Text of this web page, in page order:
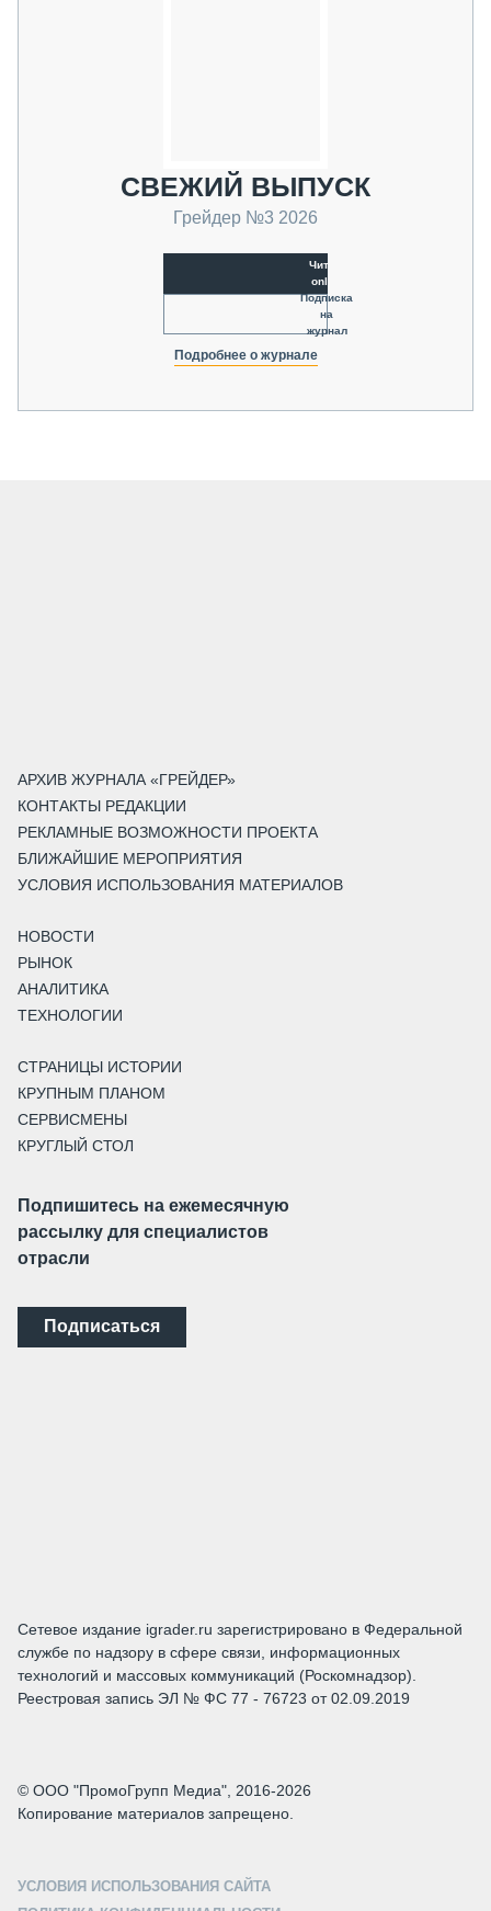
СВЕЖИЙ ВЫПУСК
Грейдер №3 2026
Читать
online
Подписка
на
журнал
Подробнее о журнале
АРХИВ ЖУРНАЛА «ГРЕЙДЕР»
КОНТАКТЫ РЕДАКЦИИ
РЕКЛАМНЫЕ ВОЗМОЖНОСТИ ПРОЕКТА
БЛИЖАЙШИЕ МЕРОПРИЯТИЯ
УСЛОВИЯ ИСПОЛЬЗОВАНИЯ МАТЕРИАЛОВ
НОВОСТИ
РЫНОК
АНАЛИТИКА
ТЕХНОЛОГИИ
СТРАНИЦЫ ИСТОРИИ
КРУПНЫМ ПЛАНОМ
СЕРВИСМЕНЫ
КРУГЛЫЙ СТОЛ
Подпишитесь на ежемесячную
рассылку для специалистов
отрасли
Подписаться
Сетевое издание igrader.ru зарегистрировано в Федеральной
службе по надзору в сфере связи, информационных
технологий и массовых коммуникаций (Роскомнадзор).
Реестровая запись ЭЛ № ФС 77 - 76723 от 02.09.2019
© ООО "ПромоГрупп Медиа", 2016-2026
Копирование материалов запрещено.
УСЛОВИЯ ИСПОЛЬЗОВАНИЯ САЙТА